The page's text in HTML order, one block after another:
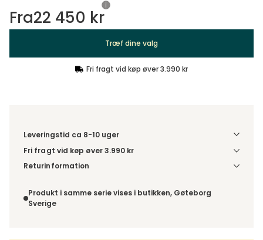
Fra22 450 kr
Træf dine valg
Fri fragt vid køp øver 3.990 kr
Leveringstid ca 8-10 uger
Fri fragt vid køp øver 3.990 kr
Vælg udførelse via “Træf dine valg” for at se
Returinformation
fortrydelsesret.
Produkt i samme serie vises i butikken, Gøteborg
Sverige